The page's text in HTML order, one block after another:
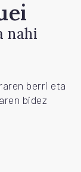
nahi
berri eta
bidez